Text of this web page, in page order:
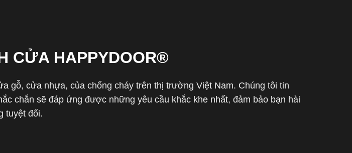
CỬA HAPPYDOOR®
gỗ, cửa nhựa, của chống cháy trên thị trường Việt Nam. Chúng tôi tin
chắn sẽ đáp ứng được những yêu cầu khắc khe nhất, đảm bảo bạn hài
tuyệt đối.